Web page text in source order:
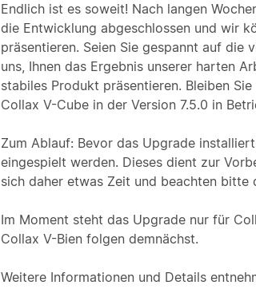
Endlich ist es soweit! Nach langen
die Entwicklung abgeschlossen und wir
präsentieren. Seien Sie gespannt auf die
uns, Ihnen das Ergebnis unserer harten
stabiles Produkt präsentieren. Bleiben
Collax V-Cube in der Version 7.5.0 in
Zum Ablauf: Bevor das Upgrade
eingespielt werden. Dieses dient zur
sich daher etwas Zeit und beachten bitte
Im Moment steht das Upgrade nur für
Collax V-Bien folgen demnächst.
Weitere Informationen und Details